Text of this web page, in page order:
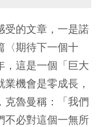
受的文章，一是諾
〈期待下一個十
，這是一個「巨大
機會是零成長，
克魯曼稱：「我們
不必對這個一無所